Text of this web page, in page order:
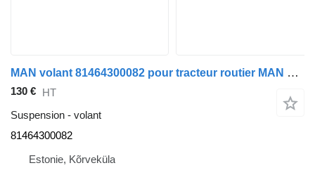
MAN volant 81464300082 pour tracteur routier MAN TGA 18.430
130 € HT
Suspension - volant
81464300082
Estonie, Kõrveküla